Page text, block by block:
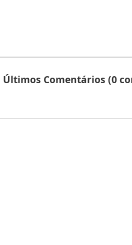
Últimos Comentários (0